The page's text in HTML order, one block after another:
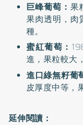
巨峰葡萄： 果
果肉透明，肉
種。
蜜紅葡萄：
進，果粒較大
進口綠無籽葡
皮厚度中等，
延伸閱讀：